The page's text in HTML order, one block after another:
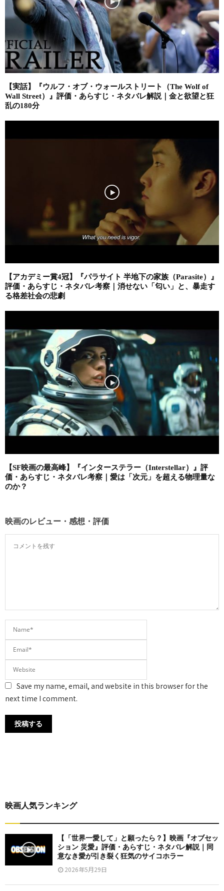
【実話】『ウルフ・オブ・ウォールストリート（The Wolf of
Wall Street）』評価・あらすじ・ネタバレ解説｜金と欲望と狂
乱の180分
【アカデミー賞4冠】『パラサイト 半地下の家族（Parasite）』
評価・あらすじ・ネタバレ考察｜消せない「匂い」と、暴走す
る格差社会の悲劇
【SF映画の最高峰】『インターステラー（Interstellar）』評
価・あらすじ・ネタバレ考察｜愛は「次元」を超える物理量な
のか？
映画のレビュー・感想・評価
Save my name, email, and website in this browser for the
next time I comment.
映画人気ランキング
【「世界一愛して」と願ったら？】映画『オブセッ
ション 災愛』評価・あらすじ・ネタバレ解説｜同
意なき愛が引き裂く狂気のサイコホラー
2026年5月29日